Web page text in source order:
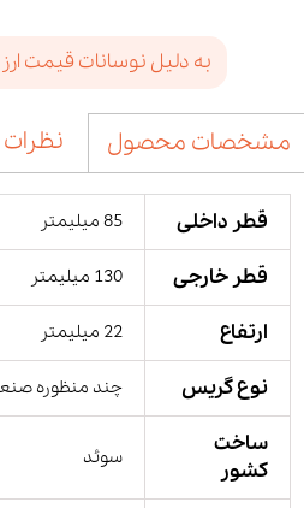
به دلیل نوسانات قیمت
مشخصات محصول نظرات
قطر داخلی 85 میلیمتر
قطر خارجی 130 میلیمتر
ارتفاع 22 میلیمتر
نوع گریس چند منظوره
ساخت
کشور
سوئد